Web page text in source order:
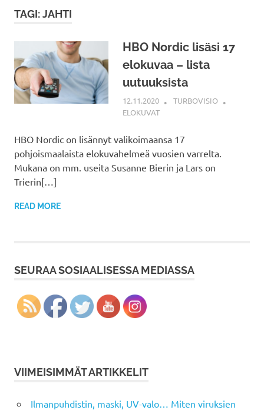
TAGI: JAHTI
HBO Nordic lisäsi 17
elokuvaa – lista
uutuuksista
12.11.2020
TURBOVISIO
ELOKUVAT
HBO Nordic on lisännyt valikoimaansa 17
pohjoismaalaista elokuvahelmeä vuosien varrelta.
Mukana on mm. useita Susanne Bierin ja Lars on
Trierin[…]
READ MORE
SEURAA SOSIAALISESSA MEDIASSA
VIIMEISIMMÄT ARTIKKELIT
Ilmanpuhdistin, maski, UV-valo… Miten viruksien